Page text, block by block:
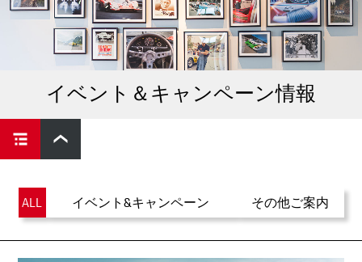
イベント＆キャンペーン情報
ALL イベント&キャンペーン その他ご案内